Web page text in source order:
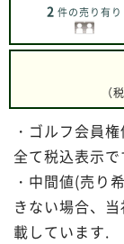
2 件の売り有り
（
・ゴルフ会員
全て税込表示
・中間値(売り
きない場合、
載しています.